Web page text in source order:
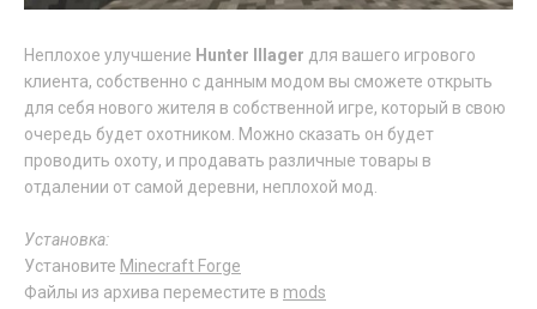
Неплохое улучшение Hunter Illager для вашего игрового
клиента, собственно с данным модом вы сможете открыть
для себя нового жителя в собственной игре, который в свою
очередь будет охотником. Можно сказать он будет
проводить охоту, и продавать различные товары в
отдалении от самой деревни, неплохой мод.
Установка:
Установите Minecraft Forge
Файлы из архива переместите в mods